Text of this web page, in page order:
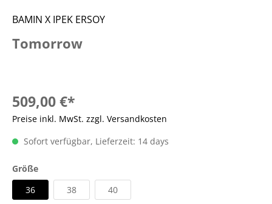
BAMIN X IPEK ERSOY
Tomorrow
509,00 €*
Preise inkl. MwSt. zzgl. Versandkosten
Sofort verfügbar, Lieferzeit: 14 days
Größe
36
38 40